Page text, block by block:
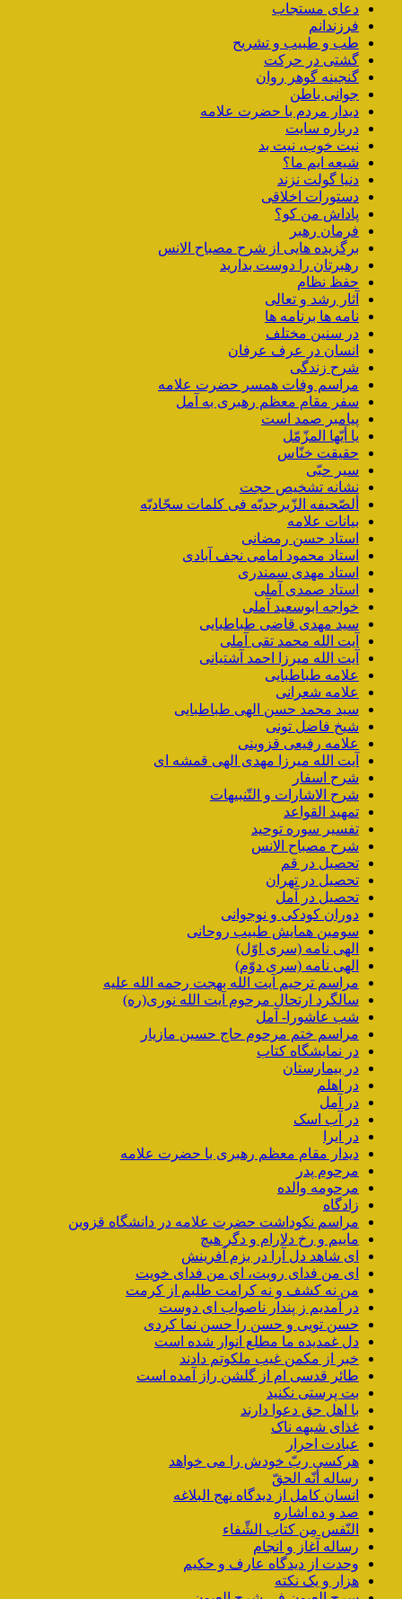
دعای مستجاب
فرزندانم
طب و طبیب و تشریح
گشتی در حرکت
گنجینه گوهر روان
جوانی باطن
دیدار مردم با حضرت علامه
درباره سایت
نیت خوب، نیت بد
شیعه ایم ما؟
دنیا گولت نزند
دستورات اخلاقی
پاداش من کو؟
فرمان رهبر
برگزیده هایی از شرح مصباح الانس
رهبرتان را دوست بدارید
حفظ نظام
آثار رشد و تعالی
نامه ها برنامه ها
در سنین مختلف
انسان در عرف عرفان
شرح زندگی
مراسم وفات همسر حضرت علامه
سفر مقام معظم رهبری به آمل
پیامبر صمد است
یا أیّها المزّمّل
حقیقت خنّاس
سیر حبّی
نشانه تشخیص حجت
ألصّحیفه الزّبرجدیّه فی کلمات سجّادیّه
بیانات علامه
استاد حسن رمضانی
استاد محمود امامی نجف آبادی
استاد مهدی سمندری
استاد صمدی آملی
خواجه ابوسعید آملی
سید مهدی قاضی طباطبایی
آیت الله محمد تقی آملی
آیت الله میرزا احمد آشتیانی
علامه طباطبایی
علامه شعرانی
سید محمد حسن الهی طباطبایی
شیخ فاضل تونی
علامه رفیعی قزوینی
آیت الله میرزا مهدی الهی قمشه ای
شرح اسفار
شرح الاشارات و التّنبیهات
تمهید القواعد
تفسیر سوره توحید
شرح مصباح الانس
تحصیل در قم
تحصیل در تهران
تحصیل در آمل
دوران کودکی و نوجوانی
سومین همایش طبیب روحانی
الهی نامه (سری اوّل)
الهی نامه (سری دوّم)
مراسم ترحیم آیت الله بهجت رحمه الله علیه
سالگرد ارتحال مرحوم آیت الله نوری(ره)
شب عاشورا- آمل
مراسم ختم مرحوم حاج حسین مازیار
در نمایشگاه کتاب
در بیمارستان
در اهلم
در آمل
در آب اسک
در ایرا
دیدار مقام معظم رهبری با حضرت علامه
مرحوم پدر
مرحومه والده
زادگاه
مراسم نکوداشت حضرت علامه در دانشگاه قزوین
ماییم و رخ دلارام و دگر هیچ
ای شاهد دل آرا در بزم آفرینش
ای من فدای رویت، ای من فدای خویت
من نه کشف و نه کرامت طلبم از کرمت
در آمدیم ز پندار ناصواب ای دوست
حسن تویی و حسن را حسن نما کردی
دل غمدیده ما مطلع انوار شده است
خبر از مکمن غیب ملکوتم دادند
طائر قدسی ام از گلشن راز آمده است
بت پرستی نکنید
با اهل حق دعوا دارند
غذای شبهه ناک
عبادت احرار
هرکسی ربّ خودش را می خواهد
رساله أنّه الحقّ
انسان کامل از دیدگاه نهج البلاغه
صد و ده اشاره
النّفس مِن کتاب الشِّفاء
رساله آغاز و انجام
وحدت از دیدگاه عارف و حکیم
هزار و یک نکته